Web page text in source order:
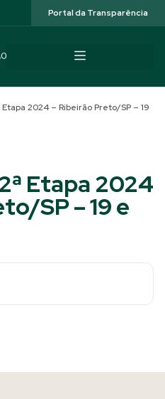
Portal da Transparência
Etapa 2024 – Ribeirão Preto/SP – 19
Etapa 2024
SP – 19 e